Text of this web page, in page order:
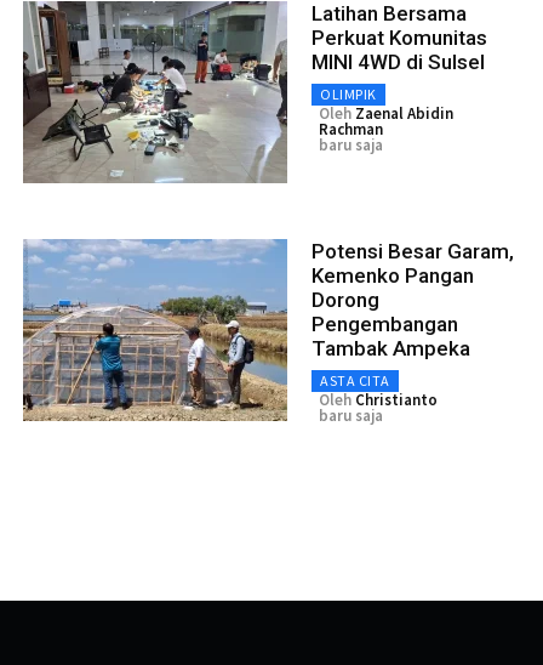
Latihan Bersama
Perkuat Komunitas
MINI 4WD di Sulsel
OLIMPIK
Oleh Zaenal Abidin
Rachman
baru saja
Potensi Besar Garam,
Kemenko Pangan
Dorong
Pengembangan
Tambak Ampeka
ASTA CITA
Oleh Christianto
baru saja